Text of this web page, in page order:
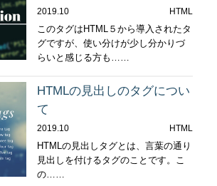
2019.10
HTML
このタグはHTML５から導入されたタ
グですが、使い分けが少し分かりづ
らいと感じる方も……
HTMLの見出しのタグについ
て
2019.10
HTML
HTMLの見出しタグとは、言葉の通り
見出しを付けるタグのことです。こ
の……